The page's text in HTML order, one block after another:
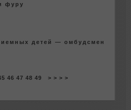
фуру
детей — омбудсмен
46 47 48 49 > > > >